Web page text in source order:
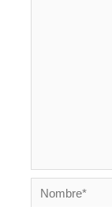
Nombre*